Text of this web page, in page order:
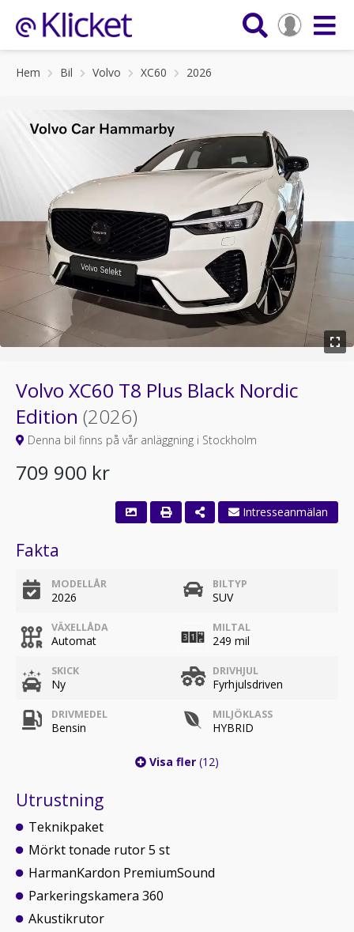
Hem Bil Volvo XC60 2026
Volvo XC60 T8 Plus Black Nordic
Edition (2026)
Denna bil finns på vår anläggning i Stockholm
709 900 kr
Intresseanmälan
Fakta
MODELLÅR
2026
BILTYP
SUV
VÄXELLÅDA
Automat
MILTAL
249 mil
SKICK
Ny
DRIVHJUL
Fyrhjulsdriven
DRIVMEDEL
Bensin
MILJÖKLASS
HYBRID
Visa fler (12)
Utrustning
Teknikpaket
Mörkt tonade rutor 5 st
HarmanKardon PremiumSound
Parkeringskamera 360
Akustikrutor